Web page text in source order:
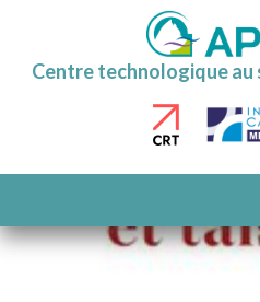
Centre technologique
AU
CONTENU